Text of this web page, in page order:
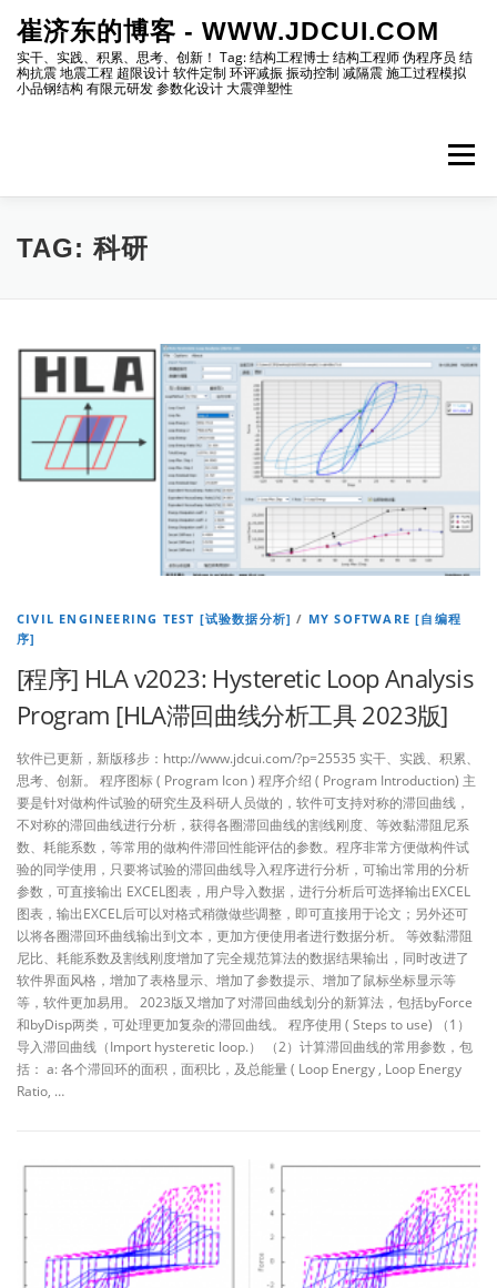
content
崔济东的博客 - WWW.JDCUI.COM
实干、实践、积累、思考、创新！ Tag: 结构工程博士 结构工程师 伪程序员 结
构抗震 地震工程 超限设计 软件定制 环评减振 振动控制 减隔震 施工过程模拟
小品钢结构 有限元研发 参数化设计 大震弹塑性
Menu
[最新] [地震工程]
[编程] [资源] [博主]
TAG: 科研
CIVIL ENGINEERING TEST [试验数据分析] / MY SOFTWARE [自编程
序]
[程序] HLA v2023: Hysteretic Loop Analysis
Program [HLA滞回曲线分析工具 2023版]
软件已更新，新版移步：http://www.jdcui.com/?p=25535 实干、实践、积累、
思考、创新。 程序图标 ( Program Icon ) 程序介绍 ( Program Introduction) 主
要是针对做构件试验的研究生及科研人员做的，软件可支持对称的滞回曲线，
不对称的滞回曲线进行分析，获得各圈滞回曲线的割线刚度、等效黏滞阻尼系
数、耗能系数，等常用的做构件滞回性能评估的参数。程序非常方便做构件试
验的同学使用，只要将试验的滞回曲线导入程序进行分析，可输出常用的分析
参数，可直接输出 EXCEL图表，用户导入数据，进行分析后可选择输出EXCEL
图表，输出EXCEL后可以对格式稍微做些调整，即可直接用于论文；另外还可
以将各圈滞回环曲线输出到文本，更加方便使用者进行数据分析。 等效黏滞阻
尼比、耗能系数及割线刚度增加了完全规范算法的数据结果输出，同时改进了
软件界面风格，增加了表格显示、增加了参数提示、增加了鼠标坐标显示等
等，软件更加易用。 2023版又增加了对滞回曲线划分的新算法，包括byForce
和byDisp两类，可处理更加复杂的滞回曲线。 程序使用 ( Steps to use) （1）
导入滞回曲线（Import hysteretic loop.） （2）计算滞回曲线的常用参数，包
括： a: 各个滞回环的面积，面积比，及总能量 ( Loop Energy , Loop Energy
Ratio, …